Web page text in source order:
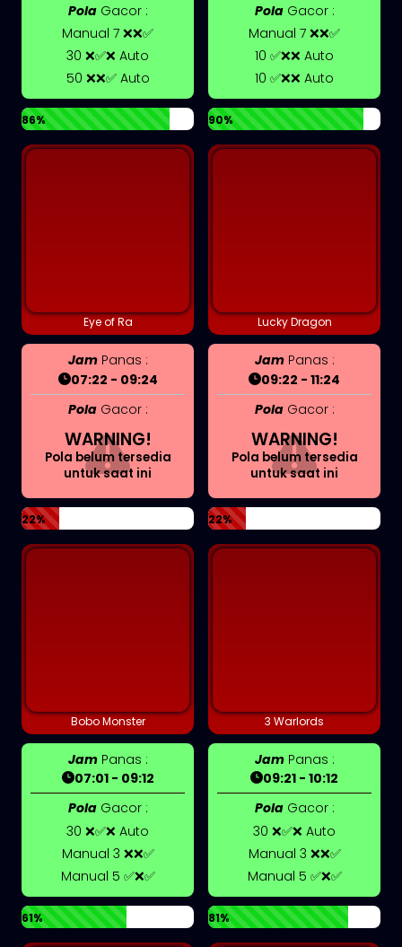
PolaGacor :
Manual 7 ❌❌✅
30 ❌✅❌ Auto
50 ❌❌✅ Auto
86%
PolaGacor :
Manual 7 ❌❌✅
10 ✅❌❌ Auto
10 ✅❌❌ Auto
90%
Eye of Ra
JamPanas :
07:22 - 09:24
PolaGacor :
WARNING!
Pola belum tersedia
untuk saat ini
22%
Lucky Dragon
JamPanas :
09:22 - 11:24
PolaGacor :
WARNING!
Pola belum tersedia
untuk saat ini
22%
Bobo Monster
JamPanas :
07:01 - 09:12
PolaGacor :
30 ❌✅❌ Auto
Manual 3 ❌❌✅
Manual 5 ✅❌✅
61%
3 Warlords
JamPanas :
09:21 - 10:12
PolaGacor :
30 ❌✅❌ Auto
Manual 3 ❌❌✅
Manual 5 ✅❌✅
81%